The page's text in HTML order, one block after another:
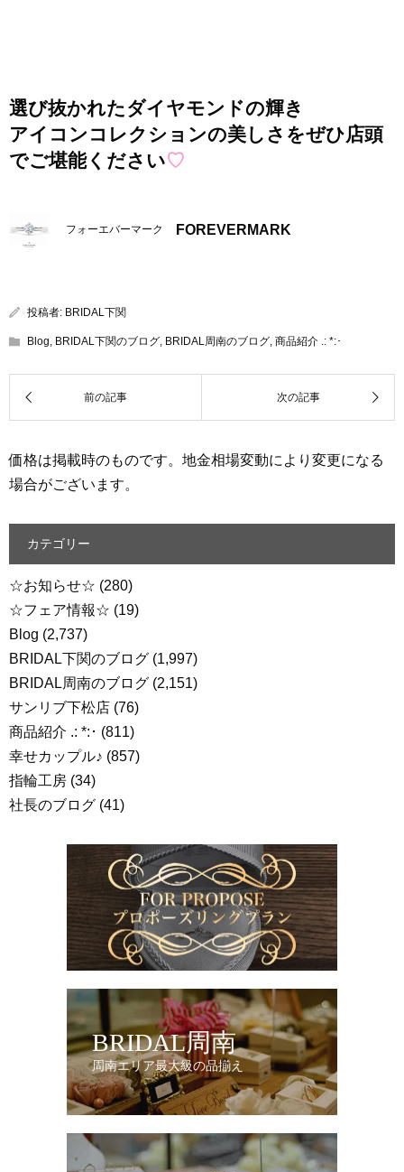
選び抜かれたダイヤモンドの輝き
アイコンコレクションの美しさをぜひ店頭
でご堪能ください♡
フォーエバーマーク FOREVERMARK
投稿者: BRIDAL下関
Blog, BRIDAL下関のブログ, BRIDAL周南のブログ, 商品紹介 .: *:･
価格は掲載時のものです。地金相場変動により変更になる
場合がございます。
カテゴリー
☆お知らせ☆ (280)
☆フェア情報☆ (19)
Blog (2,737)
BRIDAL下関のブログ (1,997)
BRIDAL周南のブログ (2,151)
サンリブ下松店 (76)
商品紹介 .: *:･ (811)
幸せカップル♪ (857)
指輪工房 (34)
社長のブログ (41)
BRIDAL周南
周南エリア最大級の品揃え